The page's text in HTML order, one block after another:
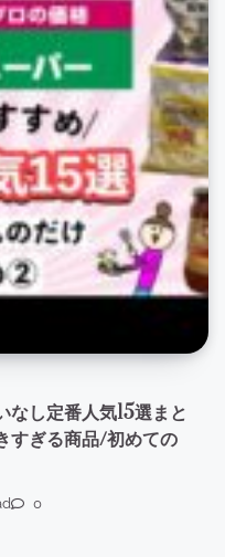
なし定番人気15選まと
すぎる商品/初めての
0